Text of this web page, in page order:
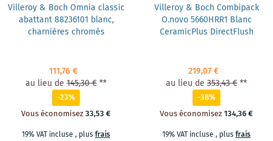
Villeroy & Boch Omnia classic
abattant 88236101 blanc,
charnières chromés
111,76 €
au lieu de 145,30 €**
-23%
Vous économisez33,53 €
19% VAT incluse , plusfrais
Villeroy & Boch Combipack
O.novo 5660HRR1 Blanc
CeramicPlus DirectFlush
219,07 €
au lieu de 353,43 €**
-38%
Vous économisez134,36 €
19% VAT incluse , plusfrais